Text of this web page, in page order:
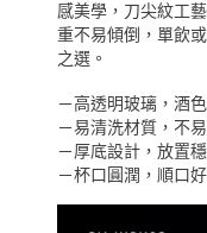
感美學，刀尖紋工
重不易傾倒，單飲
之選。
－高透明玻璃，酒
－易清洗材質，不
－厚底設計，放置
－杯口圓潤，順口